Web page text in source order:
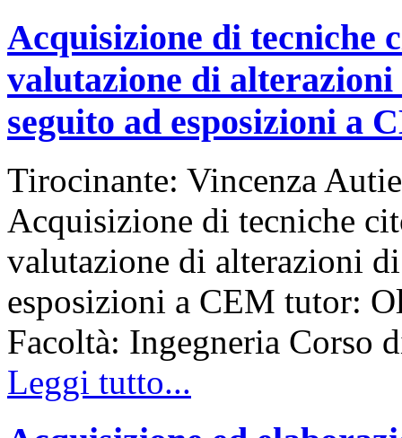
Acquisizione di tecniche
valutazione di
seguito ad esposizioni a
Tirocinante: Vincenza
Acquisizione di tecniche
valutazione di alterazioni
esposizioni a CEM tutor:
Facoltà: Ingegneria
Leggi tutto...